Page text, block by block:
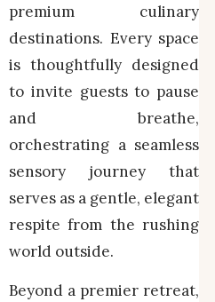
premium culinary
destinations. Every space
is thoughtfully designed
to invite guests to pause
and breathe,
orchestrating a seamless
sensory journey that
serves as a gentle, elegant
respite from the rushing
world outside.
Beyond a premier retreat,